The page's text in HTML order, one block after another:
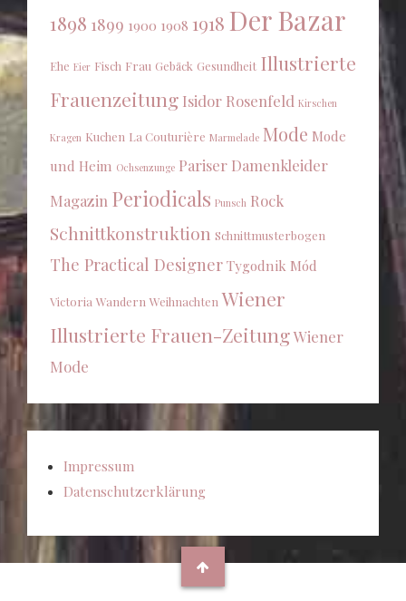
1898 1899 1900 1908 1918 Der Bazar
Ehe Eier Fisch Frau Gebäck Gesundheit Illustrierte
Frauenzeitung Isidor Rosenfeld Kirschen
Kragen Kuchen La Couturière Marmelade Mode Mode
und Heim Ochsenzunge Pariser Damenkleider
Magazin Periodicals Punsch Rock
Schnittkonstruktion Schnittmusterbogen
The Practical Designer Tygodnik Mód
Victoria Wandern Weihnachten Wiener
Illustrierte Frauen-ZeitungWiener
Mode
Impressum
Datenschutzerklärung